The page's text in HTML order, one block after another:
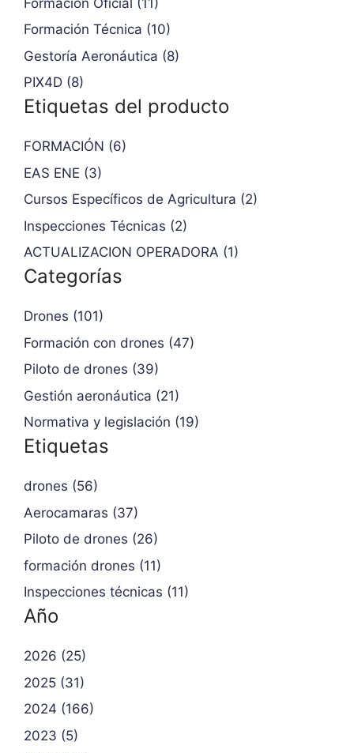
Formación Técnica (10)
Gestoría Aeronáutica (8)
PIX4D (8)
Etiquetas del producto
FORMACIÓN (6)
EAS ENE (3)
Cursos Específicos de Agricultura (2)
Inspecciones Técnicas (2)
ACTUALIZACION OPERADORA (1)
Categorías
Drones (101)
Formación con drones (47)
Piloto de drones (39)
Gestión aeronáutica (21)
Normativa y legislación (19)
Etiquetas
drones (56)
Aerocamaras (37)
Piloto de drones (26)
formación drones (11)
Inspecciones técnicas (11)
Año
2026 (25)
2025 (31)
2024 (166)
2023 (5)